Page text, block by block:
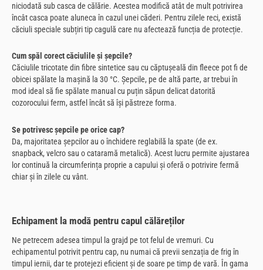
niciodată sub casca de călărie. Acestea modifică atât de mult potrivirea
încât casca poate aluneca în cazul unei căderi. Pentru zilele reci, există
căciuli speciale subțiri tip cagulă care nu afectează funcția de protecție.
Cum spăl corect căciulile și șepcile?
Căciulile tricotate din fibre sintetice sau cu căptușeală din fleece pot fi de
obicei spălate la mașină la 30 °C. Șepcile, pe de altă parte, ar trebui în
mod ideal să fie spălate manual cu puțin săpun delicat datorită
cozorocului ferm, astfel încât să își păstreze forma.
Se potrivesc șepcile pe orice cap?
Da, majoritatea șepcilor au o închidere reglabilă la spate (de ex.
snapback, velcro sau o cataramă metalică). Acest lucru permite ajustarea
lor continuă la circumferința proprie a capului și oferă o potrivire fermă
chiar și în zilele cu vânt.
Echipament la modă pentru capul călăreților
Ne petrecem adesea timpul la grajd pe tot felul de vremuri. Cu
echipamentul potrivit pentru cap, nu numai că previi senzația de frig în
timpul iernii, dar te protejezi eficient și de soare pe timp de vară. În gama